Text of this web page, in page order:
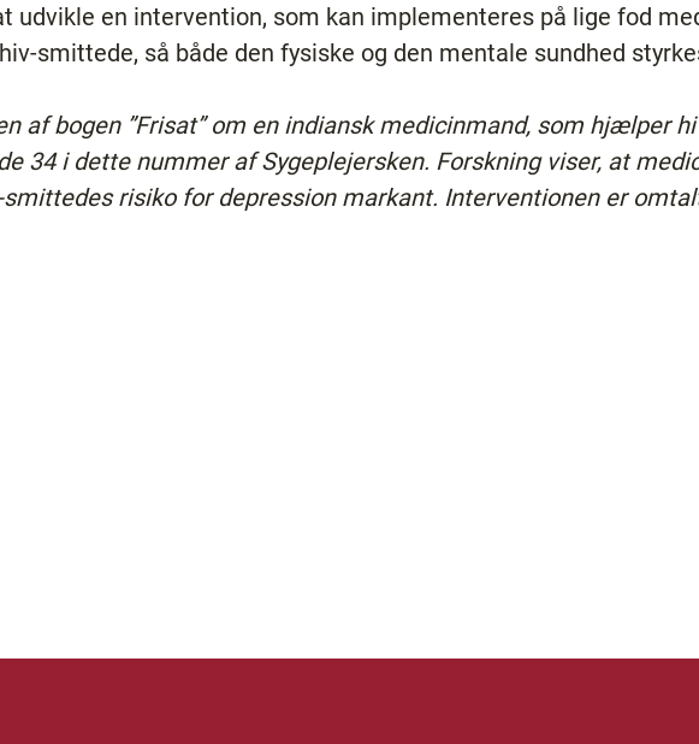
udvikle en intervention, som kan implementeres på lige fod
smittede, så både den fysiske og den mentale sundhed
af bogen ”Frisat” om en indiansk medicinmand, som hjælper
34 i dette nummer af Sygeplejersken. Forskning viser, at
risiko for depression markant. Interventionen er